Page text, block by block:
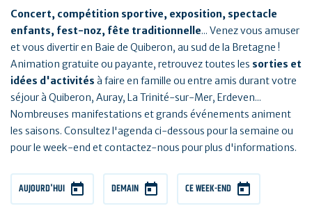
Concert, compétition sportive, exposition, spectacle
enfants, fest-noz, fête traditionnelle... Venez vous amuser
et vous divertir en Baie de Quiberon, au sud de la Bretagne !
Animation gratuite ou payante, retrouvez toutes les sorties et
idées d'activités à faire en famille ou entre amis durant votre
séjour à Quiberon, Auray, La Trinité-sur-Mer, Erdeven...
Nombreuses manifestations et grands événements animent
les saisons. Consultez l'agenda ci-dessous pour la semaine ou
pour le week-end et contactez-nous pour plus d'informations.
AUJOURD'HUI DEMAIN CE WEEK-END